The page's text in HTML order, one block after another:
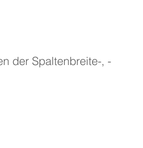
der Spaltenbreite-, -